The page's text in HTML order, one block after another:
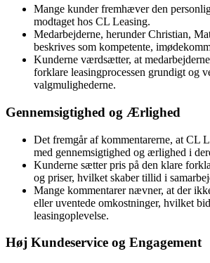
Mange kunder fremhæver den
modtaget hos CL Leasing.
Medarbejderne, herunder Christian,
beskrives som kompetente,
Kunderne værdsætter, at
forklare leasingprocessen grundigt og
valgmulighederne.
Gennemsigtighed og Ærlighed
Det fremgår af kommentarerne, at CL
med gennemsigtighed og ærlighed i
Kunderne sætter pris på den klare
og priser, hvilket skaber tillid i
Mange kommentarer nævner, at der
eller uventede omkostninger, hvilket
leasingoplevelse.
Høj Kundeservice og Engagement